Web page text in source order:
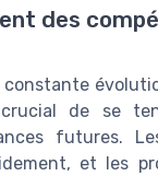
des
constante
de se
futures.
et les